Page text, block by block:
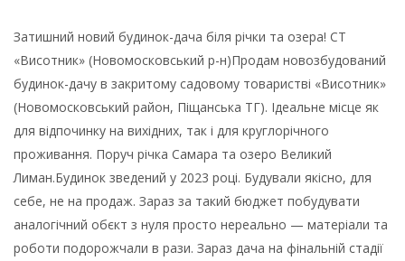
Затишний новий будинок-дача біля річки та озера! СТ
«Висотник» (Новомосковський р-н)Продам новозбудований
будинок-дачу в закритому садовому товаристві «Висотник»
(Новомосковський район, Піщанська ТГ). Ідеальне місце як
для відпочинку на вихідних, так і для круглорічного
проживання. Поруч річка Самара та озеро Великий
Лиман.Будинок зведений у 2023 році. Будували якісно, для
себе, не на продаж. Зараз за такий бюджет побудувати
аналогічний обєкт з нуля просто нереально — матеріали та
роботи подорожчали в рази. Зараз дача на фінальній стадії